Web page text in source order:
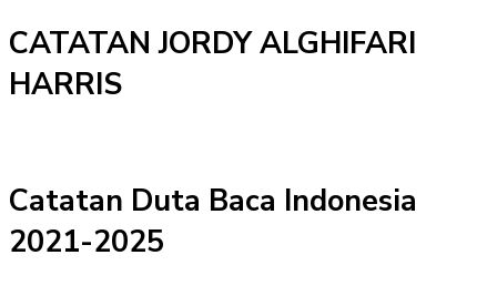
CATATAN JORDY ALGHIFARI
HARRIS
Catatan Duta Baca Indonesia
2021-2025